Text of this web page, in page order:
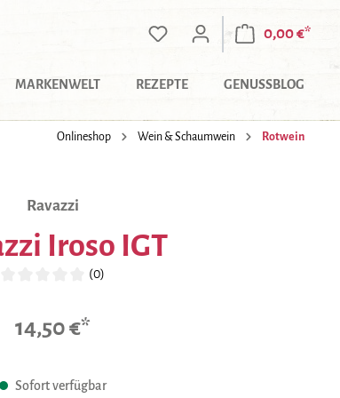
0,00 €*
MARKENWELT REZEPTE GENUSSBLOG
Onlineshop Wein & Schaumwein Rotwein
Ravazzi
Iroso IGT
(0)
14,50 €*
Sofort verfügbar